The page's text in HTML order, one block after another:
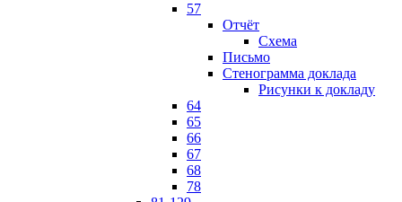
57
Отчёт
Схема
Письмо
Стенограмма доклада
Рисунки к докладу
64
65
66
67
68
78